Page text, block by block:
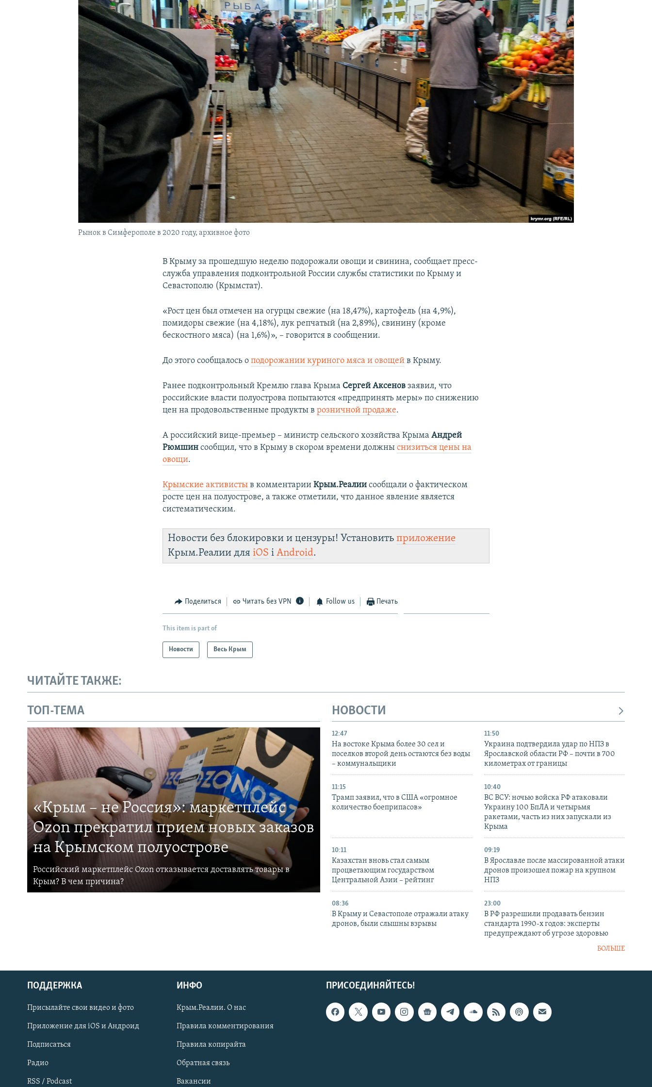
КРЫМ.НЕПОКОРЕННЫЙ
УКРАИНСКАЯ ПРОБЛЕМА КРЫМА
Українською
Qırımtatar
ПРИСОЕДИНЯЙТЕСЬ!
Рынок в Симферополе в 2020 году, архивное фото
В Крыму за прошедшую неделю подорожали овощи и свинина, сообщает пресс-
служба управления подконтрольной России службы статистики по Крыму и
Севастополю (Крымстат).
«Рост цен был отмечен на огурцы свежие (на 18,47%), картофель (на 4,9%),
помидоры свежие (на 4,18%), лук репчатый (на 2,89%), свинину (кроме
бескостного мяса) (на 1,6%)», – говорится в сообщении.
До этого сообщалось оподорожании куриного мяса и овощей в Крыму.
Ранее подконтрольный Кремлю глава Крыма Сергей Аксенов заявил, что
российские власти полуострова попытаются «предпринять меры» по снижению
цен на продовольственные продукты врозничной продаже.
А российский вице-премьер – министр сельского хозяйства КрымаАндрей
Рюмшин сообщил, что в Крыму в скором времени должныснизиться цены на
овощи.
Крымские активистыв комментарииКрым.Реалиисообщали о фактическом
росте цен на полуострове, а также отметили, что данное явление является
систематическим.
Новости без блокировки и цензуры! Установитьприложение
Крым.Реалии дляiOS іAndroid.
Поделиться Читать без VPN Follow us Печать
This item is part of
Новости Весь Крым
ЧИТАЙТЕ ТАКЖЕ:
ТОП-ТЕМА
«Крым – не Россия»: маркетплейс
Ozon прекратил прием новых заказов
на Крымском полуострове
Российский маркетплейс Ozon отказывается доставлять товары в
Крым? В чем причина?
НОВОСТИ
12:47
На востоке Крыма более 30 сел и
поселков второй день остаются без воды
– коммунальщики
11:50
Украина подтвердила удар по НПЗ в
Ярославской области РФ – почти в 700
километрах от границы
11:15
Трамп заявил, что в США «огромное
количество боеприпасов»
10:40
ВС ВСУ: ночью войска РФ атаковали
Украину 100 БпЛА и четырьмя
ракетами, часть из них запускали из
Крыма
10:11
Казахстан вновь стал самым
процветающим государством
Центральной Азии – рейтинг
09:19
В Ярославле после массированной атаки
дронов произошел пожар на крупном
НПЗ
08:36
В Крыму и Севастополе отражали атаку
дронов, были слышны взрывы
23:00
В РФ разрешили продавать бензин
стандарта 1990-х годов: эксперты
предупреждают об угрозе здоровью
БОЛЬШЕ
ПРИСОЕДИНЯЙТЕСЬ!
ПОДДЕРЖКА
Присылайте свои видео и фото
Приложение для iOS и Андроид
Подписаться
Радио
RSS / Podcast
ИНФО
Крым.Реалии. О нас
Правила комментирования
Правила копирайта
Обратная связь
Вакансии